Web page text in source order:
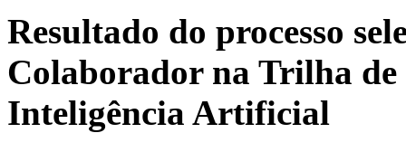
Resultado do processo
Colaborador na Trilha de
Inteligência Artificial